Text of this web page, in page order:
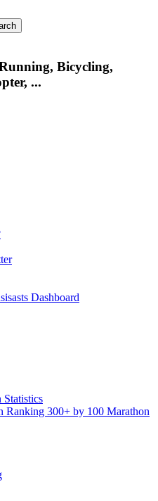
Bicycling,
...
Dashboard
Ranking 300+ by 100 Marathon